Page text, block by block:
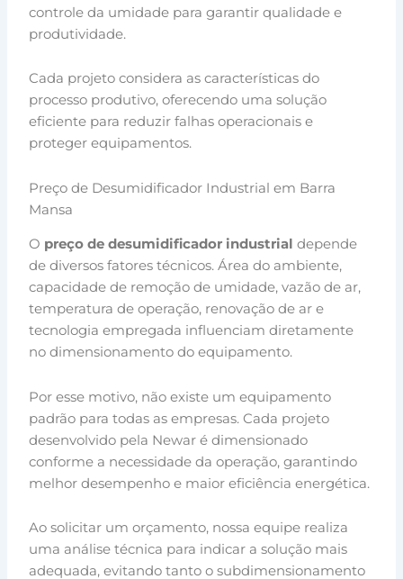
controle da umidade para garantir qualidade e
produtividade.
Cada projeto considera as características do
processo produtivo, oferecendo uma solução
eficiente para reduzir falhas operacionais e
proteger equipamentos.
Preço de Desumidificador Industrial em Barra
Mansa
O preço de desumidificador industrial depende
de diversos fatores técnicos. Área do ambiente,
capacidade de remoção de umidade, vazão de ar,
temperatura de operação, renovação de ar e
tecnologia empregada influenciam diretamente
no dimensionamento do equipamento.
Por esse motivo, não existe um equipamento
padrão para todas as empresas. Cada projeto
desenvolvido pela Newar é dimensionado
conforme a necessidade da operação, garantindo
melhor desempenho e maior eficiência energética.
Ao solicitar um orçamento, nossa equipe realiza
uma análise técnica para indicar a solução mais
adequada, evitando tanto o subdimensionamento